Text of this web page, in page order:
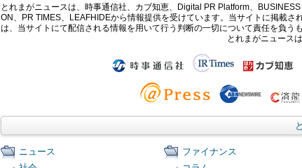
とれまがニュースは、時事通信社、カブ知恵、Digital PR Platform、
ON、PR TIMES、LEAFHIDEから情報提供を受けています。当サイトに掲載
は、当サイトにて配信される情報を用いて行う判断の一切について責任を負う
とれまがニュース
ニュース
ファイナンス